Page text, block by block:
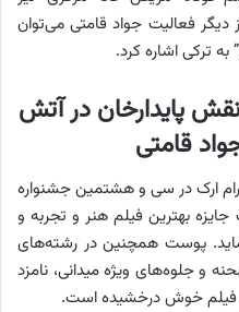
دیگر فعالیت جواد قامتی می‌توان
به ترکی اشاره کرد.
پایدارخان در آتش
قامتی
ارک در سی و هشتمین جشنواره
بهترین فیلم هنر و تجربه و
پوست همچنین در رشته‌های
و جلوه‌های ویژه میدانی، نامزد
فیلم خوش درخشیده است.